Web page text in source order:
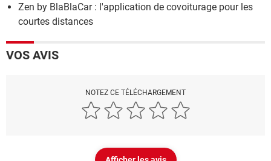
Zen by BlaBlaCar : l'application de covoiturage pour les
courtes distances
VOS AVIS
NOTEZ CE TÉLÉCHARGEMENT